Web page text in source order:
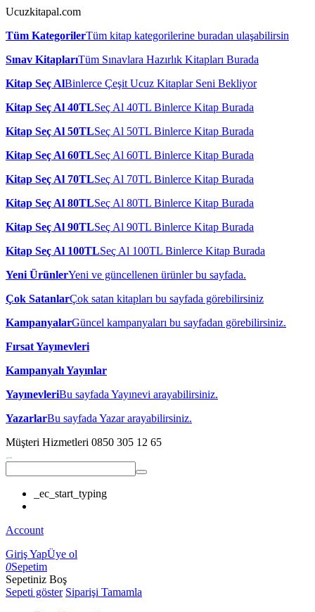
Ucuzkitapal.com
Tüm KategorilerTüm kitap kategorilerine buradan ulaşabilirsin
Sınav KitaplarıTüm Sınavlara Hazırlık Kitapları Burada
Kitap Seç AlBinlerce Çeşit Ucuz Kitaplar Seni Bekliyor
Kitap Seç Al 40TLSeç Al 40TL Binlerce Kitap Burada
Kitap Seç Al 50TLSeç Al 50TL Binlerce Kitap Burada
Kitap Seç Al 60TLSeç Al 60TL Binlerce Kitap Burada
Kitap Seç Al 70TLSeç Al 70TL Binlerce Kitap Burada
Kitap Seç Al 80TLSeç Al 80TL Binlerce Kitap Burada
Kitap Seç Al 90TLSeç Al 90TL Binlerce Kitap Burada
Kitap Seç Al 100TLSeç Al 100TL Binlerce Kitap Burada
Yeni ÜrünlerYeni ve güncellenen ürünler bu sayfada.
Çok SatanlarÇok satan kitapları bu sayfada görebilirsiniz
KampanyalarGüncel kampanyaları bu sayfadan görebilirsiniz.
Fırsat Yayınevleri
Kampanyalı Yayınlar
YayınevleriBu sayfada Yayınevi arayabilirsiniz.
YazarlarBu sayfada Yazar arayabilirsiniz.
Müşteri Hizmetleri 0850 305 12 65
_ec_start_typing
Account
Giriş YapÜye ol
0Sepetim
Sepetiniz Boş
Sepeti göster Siparişi Tamamla